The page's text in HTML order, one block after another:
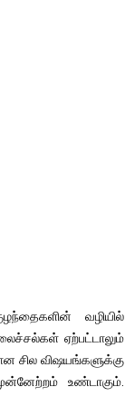
வழியில்
ஏற்பட்டாலும்
சில விஷயங்களுக்கு
உண்டாகும்.